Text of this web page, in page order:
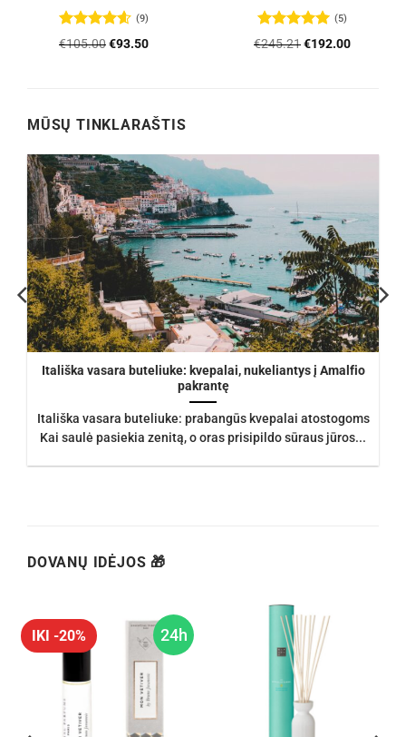
Įvertinimas:
(9)
€105.00Original
€93.50Current
Įvertinimas:
(5)
€245.21Original
€192.00Current
MŪSŲ TINKLARAŠTIS
Itališka vasara buteliuke: kvepalai, nukeliantys į Amalfio
pakrantę
Itališka vasara buteliuke: prabangūs kvepalai atostogoms
Kai saulė pasiekia zenitą, o oras prisipildo sūraus jūros...
DOVANŲ IDĖJOS 🎁
24h
IKI -20%